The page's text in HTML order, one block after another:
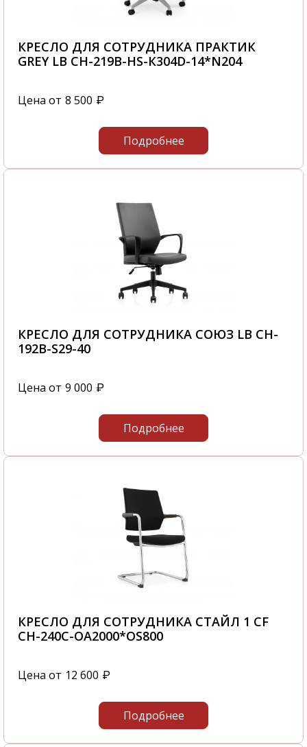
КРЕСЛО ДЛЯ СОТРУДНИКА ПРАКТИК
GREY LB CH-219B-HS-К304D-14*N204
Цена от 8 500 ₽
Подробнее
КРЕСЛО ДЛЯ СОТРУДНИКА СОЮЗ LB CH-
192B-S29-40
Цена от 9 000 ₽
Подробнее
КРЕСЛО ДЛЯ СОТРУДНИКА СТАЙЛ 1 CF
CH-240C-OA2000*OS800
Цена от 12 600 ₽
Подробнее